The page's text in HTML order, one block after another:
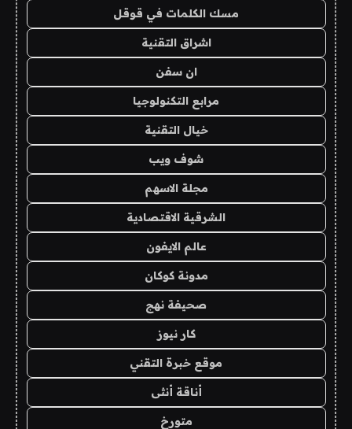
مسك الكلمات في قوقل
اشراق التقنية
ان سفن
مرابع التكنولوجيا
خيال التقنية
شوف ويب
مجلة الاسهم
الشرقية الاقتصادية
عالم الايفون
مدونة كوكان
صحيفة نهج
كار نيوز
موقع خبرة التقني
أناقة أنثى
متورخ